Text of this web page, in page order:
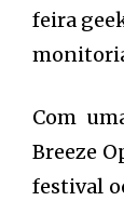
feira
Com
Breeze
festival